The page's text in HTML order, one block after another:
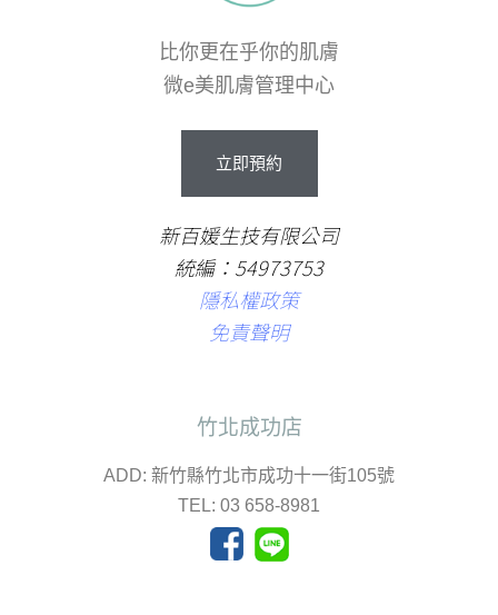
比你更在乎你的肌膚
微e美肌膚管理中心
立即預約
新百媛生技有限公司
統編：54973753
隱私權政策
免責聲明
竹北成功店
ADD: 新竹縣竹北市成功十一街105號
TEL: 03 658-8981